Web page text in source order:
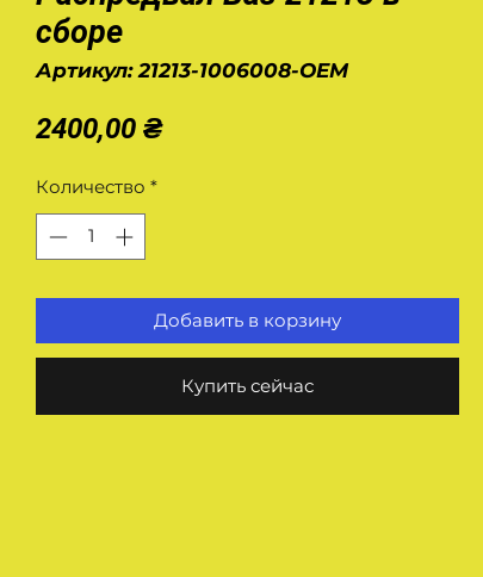
сборе
Артикул: 21213-1006008-OEM
2400,00 ₴Цена
Количество *
Добавить в корзину
Купить сейчас